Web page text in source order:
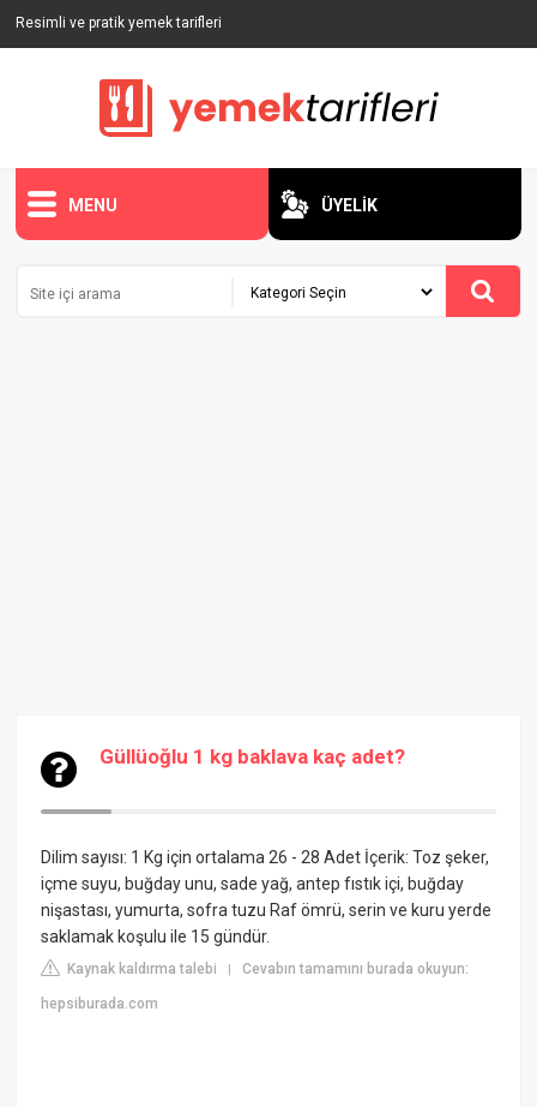
Resimli ve pratik yemek tarifleri
MENU ÜYELİK
Güllüoğlu 1 kg baklava kaç adet?
Dilim sayısı: 1 Kg için ortalama 26 - 28 Adet İçerik: Toz şeker,
içme suyu, buğday unu, sade yağ, antep fıstık içi, buğday
nişastası, yumurta, sofra tuzu Raf ömrü, serin ve kuru yerde
saklamak koşulu ile 15 gündür.
Kaynak kaldırma talebi |Cevabın tamamını burada okuyun:
hepsiburada.com